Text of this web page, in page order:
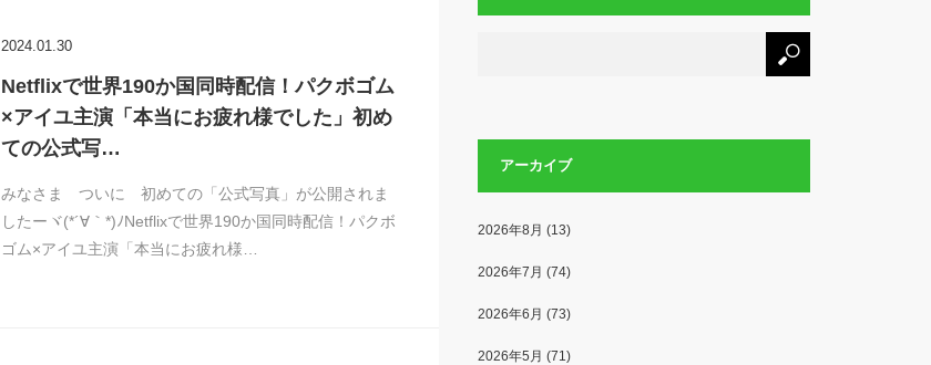
2024.01.30
Netflixで世界190か国同時配信！パクボゴム
×アイユ主演「本当にお疲れ様でした」初め
ての公式写…
みなさま ついに 初めての「公式写真」が公開されま
したーヾ(*´∀｀*)ﾉNetflixで世界190か国同時配信！パクボ
ゴム×アイユ主演「本当にお疲れ様…
アーカイブ
2026年8月 (13)
2026年7月 (74)
2026年6月 (73)
2026年5月 (71)